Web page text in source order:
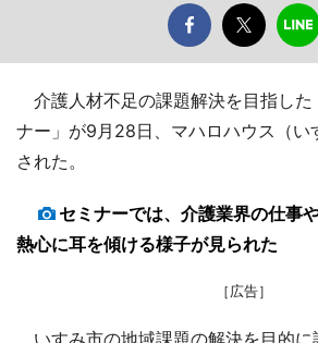
介護人材不足の課題解決を目指した
ナー」が9月28日、マハロハウス（い
された。
セミナーでは、介護業界の仕事
熱心に耳を傾ける様子が見られた
［広告］
いすみ市の地域課題の解決を目的に